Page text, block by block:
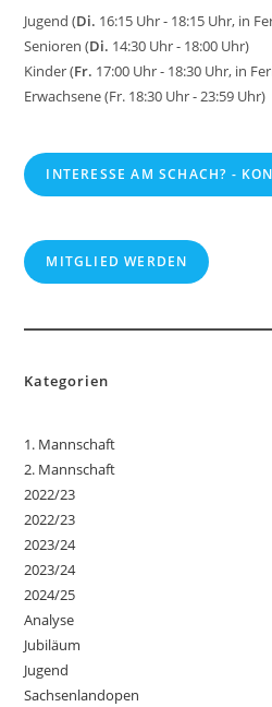
sJugend (Di. 16:15 Uhr - 18:15 Uhr, in
Senioren (Di. 14:30 Uhr - 18:00 Uhr)
Kinder (Fr. 17:00 Uhr - 18:30 Uhr, in
Erwachsene (Fr. 18:30 Uhr - 23:59 Uhr)
INTERESSE AM SCHACH? -
MITGLIED WERDEN
Kategorien
1. Mannschaft
2. Mannschaft
2022/23
2022/23
2023/24
2023/24
2024/25
Analyse
Jubiläum
Jugend
Sachsenlandopen